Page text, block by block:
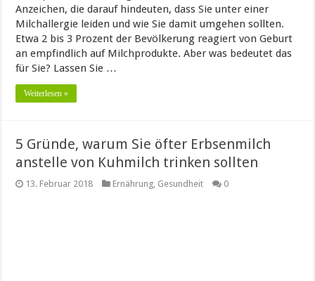
Anzeichen, die darauf hindeuten, dass Sie unter einer
Milchallergie leiden und wie Sie damit umgehen sollten.
Etwa 2 bis 3 Prozent der Bevölkerung reagiert von Geburt
an empfindlich auf Milchprodukte. Aber was bedeutet das
für Sie? Lassen Sie …
Weiterlesen »
5 Gründe, warum Sie öfter Erbsenmilch
anstelle von Kuhmilch trinken sollten
13. Februar 2018 Ernährung, Gesundheit 0